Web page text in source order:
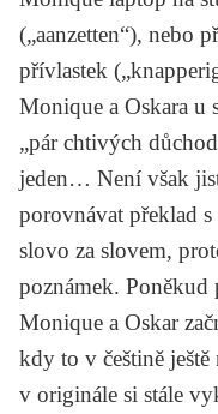
(„aanzetten“), nebo
přívlastek
Monique a Oskara u
„pár chtivých
jeden… Není však
porovnávat překlad
slovo za slovem,
poznámek. Poněkud
Monique a Oskar
kdy to v češtině ještě
v originále si stále